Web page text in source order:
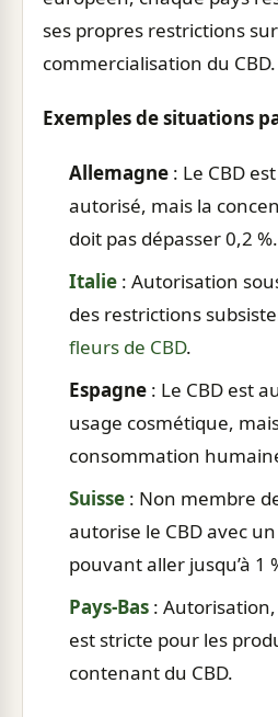
ses propres restrictions
commercialisation du CBD.
Exemples de situations
Allemagne : Le CBD
autorisé, mais la
doit pas dépasser 0,2 %.
Italie : Autorisation
des restrictions
fleurs de CBD.
Espagne : Le CBD est
usage cosmétique,
consommation
Suisse : Non membre
autorise le CBD avec
pouvant aller jusqu’à 1
Pays-Bas :
est stricte pour les
contenant du CBD.